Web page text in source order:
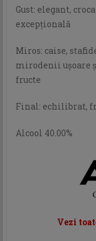
Gust: elegant,
excepțională
Miros: caise,
mirodenii ușoare
fructe
Final: echilibrat,
Alcool 40.00%
Vezi